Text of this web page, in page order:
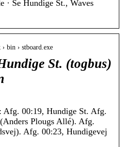
· Se Hundige St., Waves
bin › stboard.exe
St. (togbus)
Afg. 00:19, Hundige St. Afg.
Plougs Allé). Afg.
Afg. 00:23, Hundigevej